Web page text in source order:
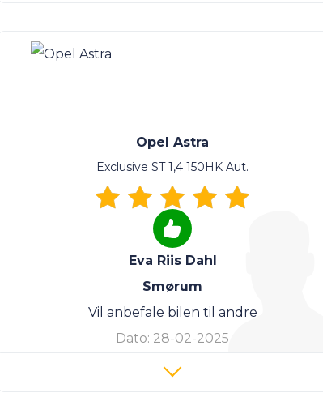
Opel Astra
Exclusive ST 1,4 150HK Aut.
Eva Riis Dahl
Smørum
Vil anbefale bilen til andre
Dato: 28-02-2025